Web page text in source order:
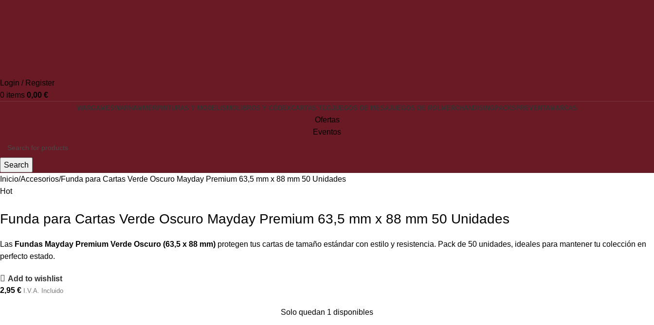
Login / Register
0 items 0,00 €
WARGAMESWARHAMMER PINTURAS Y MODELISMO LIBROS Y CÓDEXCARTAS TCGJUEGOS DE MESAJUEGOS DE ROLMERCHANDISING PACKS PREVENTAMARCAS
Ofertas
Eventos
Search
Inicio Accesorios Funda para Cartas Verde Oscuro Mayday Premium 63,5 mm x 88 mm 50 Unidades
Hot
Funda para Cartas Verde Oscuro Mayday Premium 63,5 mm x 88 mm 50 Unidades
Las Fundas Mayday Premium Verde Oscuro (63,5 x 88 mm) protegen tus cartas de tamaño estándar con estilo y resistencia. Pack de 50 unidades, ideales para mantener tu colección en
perfecto estado.
Add to wishlist
2,95 € I.V.A. Incluido
Solo quedan 1 disponibles